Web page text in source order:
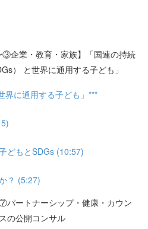
企業・教育・家族】「国連の持続
） と世界に通用する子ども」
界に通用する子ども」***
どもとSDGs (10:57)
？ (5:27)
ートナーシップ・健康・カウン
の公開コンサル